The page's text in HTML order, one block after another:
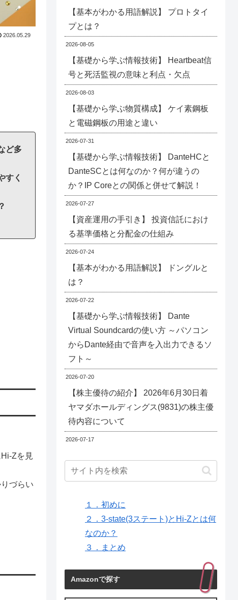
2026.05.29
ど多
すく
Zを見
づらい
【基本がわかる用語解説】 プロトタイ
プとは？
2026-08-05
【基礎から学ぶ情報技術】 Heartbeat信
号と死活監視の意味と利点・欠点
2026-08-03
【基礎から学ぶ物質構成】 ケイ素鋼板
と電磁鋼板の用途と違い
2026-07-31
【基礎から学ぶ情報技術】 DanteHCと
DanteSCとは何なのか？何が違うの
か？IP Coreとの関係と併せて解説！
2026-07-27
【資産運用の手引き】 投資信託におけ
る基準価格と分配金の仕組み
2026-07-24
【基本がわかる用語解説】 ドングルと
は？
2026-07-22
【基礎から学ぶ情報技術】 Dante
Virtual Soundcardの使い方 ～パソコン
からDante経由で音声を入出力できるソ
フト～
2026-07-20
【株主優待の紹介】 2026年6月30日着
ヤマダホールディングス(9831)の株主優
待内容について
2026-07-17
１．初めに
２．3-state(3ステート)とHi-Zとは何
なのか？
３．まとめ
Amazonで探す